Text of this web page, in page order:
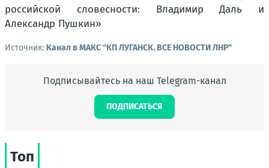
Источник: Канал в МАКС "КП ЛУГАНСК. ВСЕ НОВОСТИ ЛНР"
Подписывайтесь на наш Telegram-канал
ПОДПИСАТЬСЯ
Топ